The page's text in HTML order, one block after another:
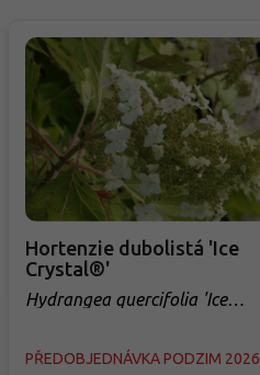
Hortenzie dubolistá 'Ice
Crystal®'
Hydrangea quercifolia 'Ice
PŘEDOBJEDNÁVKA PODZIM 2026